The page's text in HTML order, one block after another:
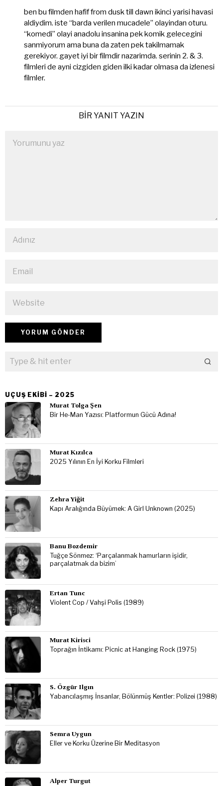
ben bu filmden hafif from dusk till dawn ikinci yarisi havasi
aldiydim. iste “barda verilen mucadele” olayindan oturu.
“komedi” olayi anadolu insanina pek komik gelecegini
sanmiyorum ama buna da zaten pek takilmamak
gerekiyor. gayet iyi bir filmdir nazarimda. serinin 2. & 3.
filmleri de ayni cizgiden giden ilki kadar olmasa da izlenesi
filmler.
BIR YANIT YAZIN
UÇUŞ EKIBI – 2025
Murat Tolga Şen
Bir He-Man Yazısı: Platformun Gücü Adına!
Murat Kızılca
2025 Yılının En İyi Korku Filmleri
Zehra Yiğit
Kapı Aralığında Büyümek: A Girl Unknown (2025)
Banu Bozdemir
Tuğçe Sönmez: ‘Parçalanmak hamurların işidir,
parçalatmak da bizim’
Ertan Tunc
Violent Cop / Vahşi Polis (1989)
Murat Kirisci
Toprağın İntikamı: Picnic at Hanging Rock (1975)
S. Özgür Ilgın
Yabancılaşmış İnsanlar, Bölünmüş Kentler: Polizei (1988)
Semra Uygun
Eller ve Korku Üzerine Bir Meditasyon
Alper Turgut